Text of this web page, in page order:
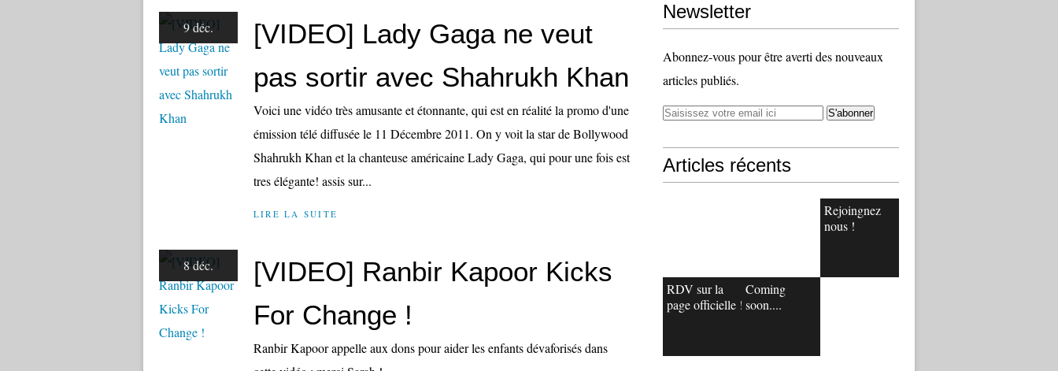
9 déc.
[VIDEO] Lady Gaga ne veut
pas sortir avec Shahrukh Khan
Voici une vidéo très amusante et étonnante, qui est en réalité la promo d'une
émission télé diffusée le 11 Décembre 2011. On y voit la star de Bollywood
Shahrukh Khan et la chanteuse américaine Lady Gaga, qui pour une fois est
tres élégante! assis sur...
LIRE LA SUITE
8 déc.
[VIDEO] Ranbir Kapoor Kicks
For Change !
Ranbir Kapoor appelle aux dons pour aider les enfants dévaforisés dans
Newsletter
Abonnez-vous pour être averti des nouveaux
articles publiés.
Articles récents
Rejoingnez
nous !
RDV sur la
page officielle !
Coming
soon....